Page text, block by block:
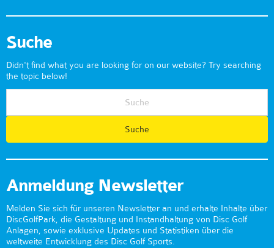
Suche
Didn't find what you are looking for on our website? Try searching
the topic below!
Anmeldung Newsletter
Melden Sie sich für unseren Newsletter an und erhalte Inhalte über
DiscGolfPark, die Gestaltung und Instandhaltung von Disc Golf
Anlagen, sowie exklusive Updates und Statistiken über die
weltweite Entwicklung des Disc Golf Sports.